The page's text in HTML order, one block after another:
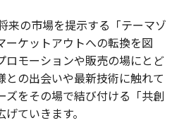
来の市場を提示する「テーマゾ
ーケットアウトへの転換を図
ロモーションや販売の場にとど
との出会いや最新技術に触れて
ズをその場で結び付ける「共創
ていきます。